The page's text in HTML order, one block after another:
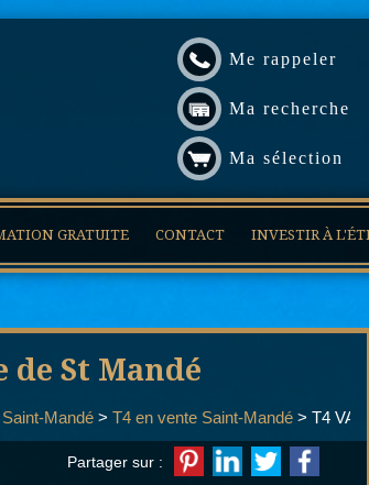
Me rappeler
Ma recherche
Ma sélection
GRATUITE CONTACT INVESTIR À
St Mandé
Mandé > T4 en vente Saint-Mandé > T4
Partager sur :